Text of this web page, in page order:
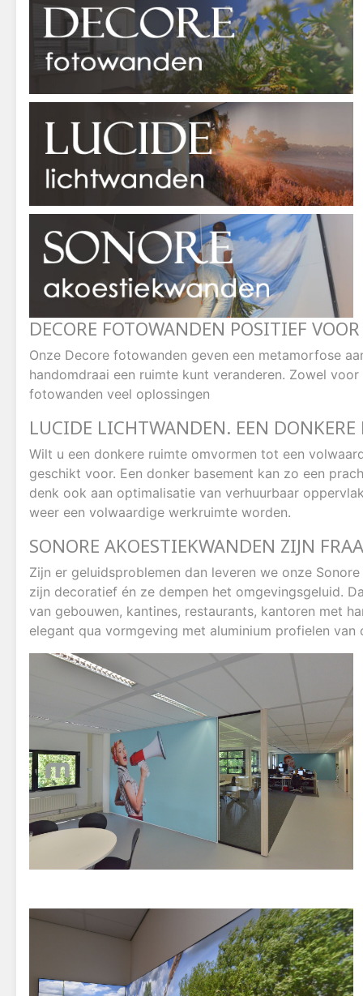
DECORE FOTOWANDEN POSITIEF
Onze Decore fotowanden geven een metamorfose
handomdraai een ruimte kunt veranderen. Zowel
fotowanden veel oplossingen
LUCIDE LICHTWANDEN. EEN
Wilt u een donkere ruimte omvormen tot een
geschikt voor. Een donker basement kan zo een
denk ook aan optimalisatie van verhuurbaar
weer een volwaardige werkruimte worden.
SONORE AKOESTIEKWANDEN ZIJN
Zijn er geluidsproblemen dan leveren we onze
zijn decoratief én ze dempen het omgevingsgeluid.
van gebouwen, kantines, restaurants, kantoren met
elegant qua vormgeving met aluminium profielen van